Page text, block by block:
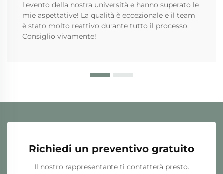
l'evento della nostra università e hanno superato le
mie aspettative! La qualità è eccezionale e il team
è stato molto reattivo durante tutto il processo.
Consiglio vivamente!
Richiedi un preventivo gratuito
Il nostro rappresentante ti contatterà presto.